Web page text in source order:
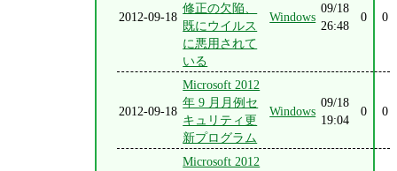
2012-09-18
修正の欠陥、
既にウイルス
に悪用されて
いる
Windows
09/18
26:48
0 0
2012-09-18
Microsoft 2012
年 9 月月例セ
キュリティ更
新プログラム
Windows
09/18
19:04
0 0
Microsoft 2012